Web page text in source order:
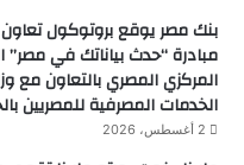
بنك مصر يوقع بروتوكول
مبادرة “حدث بياناتك في مصر”
المركزي المصري بالتعاون مع
الخدمات المصرفية للمصريين
2 أغسطس، 2026